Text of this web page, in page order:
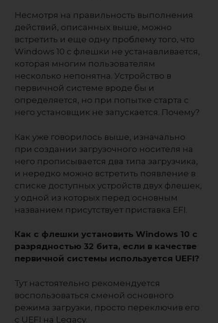
Несмотря на правильность выполнения
действий, описанных выше, можно
встретить и еще одну проблему того, что
Windows 10 с флешки не устанавливается,
которая многим пользователям
несколько непонятна. Устройство в
первичной системе вроде бы и
определяется, но при попытке старта с
него установщик не запускается. Почему?
Как уже говорилось выше, изначально
при создании загрузочного носителя на
него прописывается два типа загрузчика,
и нередко можно встретить появление в
списке доступных устройств двух флешек,
у одной из которых перед основным
названием присутствует приставка EFI.
Как с флешки установить Windows 10 с
разрядностью 32 бита, если в качестве
первичной системы используется UEFI?
Тут настоятельно рекомендуется
воспользоваться сменой основного
режима загрузки, просто переключив его
с UEFI на Legacy.